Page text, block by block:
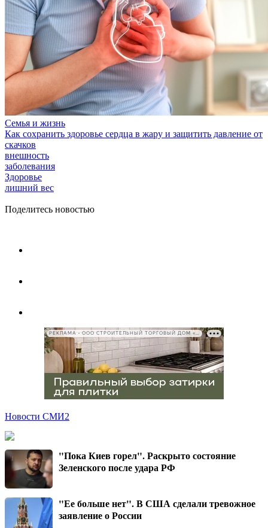
Семья и жизнь
Как сохранить здоровье сердца в жару и защитить давление от
скачков
внешность
заболевания
Здоровье
лишний вес
Поделитесь новостью
РЕКЛАМА • ООО СТРОИТЕЛЬНЫЙ ТОРГОВЫЙ ДОМ «ПЕТРОВИЧ», ИНН 7802348846
Новости СМИ2
"Пока Киев горел". Раскрыто состояние
Зеленского после удара РФ
"Ее больше нет". В США сделали тревожное
заявление о России